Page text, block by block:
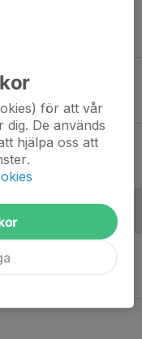
för att vår
De används
hjälpa oss att